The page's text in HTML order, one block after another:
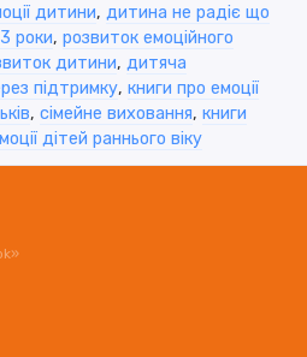
дитини, дитина не радіє що
роки, розвиток емоційного
дитини, дитяча
підтримку, книги про емоції
, сімейне виховання, книги
дітей раннього віку